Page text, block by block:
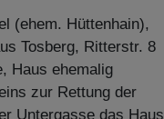
(ehem. Hüttenhain),
Tosberg, Ritterstr. 8
Haus ehemalig
zur Rettung der
Untergasse das Haus